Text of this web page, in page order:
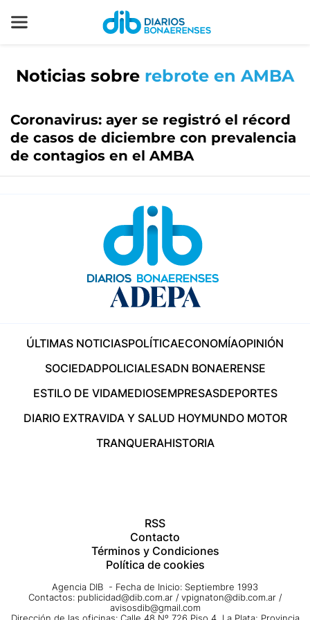
Noticias sobre rebrote en AMBA
Coronavirus: ayer se registró el récord
de casos de diciembre con prevalencia
de contagios en el AMBA
ÚLTIMAS NOTICIASPOLÍTICAECONOMÍAOPINIÓN
SOCIEDADPOLICIALESADN BONAERENSE
ESTILO DE VIDAMEDIOSEMPRESASDEPORTES
DIARIO EXTRAVIDA Y SALUD HOYMUNDO MOTOR
TRANQUERAHISTORIA
RSS
Contacto
Términos y Condiciones
Política de cookies
Agencia DIB - Fecha de Inicio: Septiembre 1993
Contactos: publicidad@dib.com.ar / vpignaton@dib.com.ar /
avisosdib@gmail.com